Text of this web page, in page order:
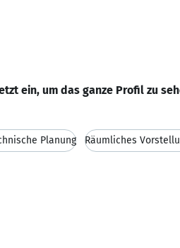
ein, um das ganze Profil zu
Planung Räumliches